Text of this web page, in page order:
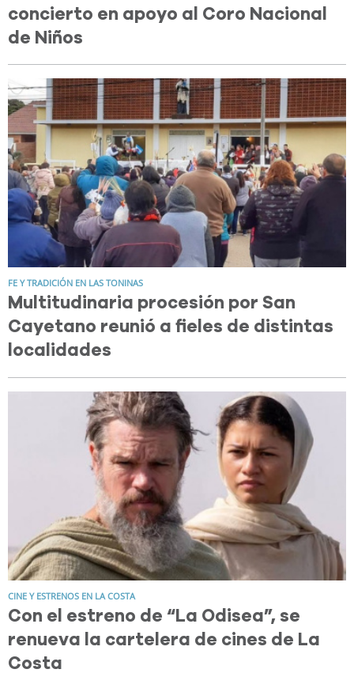
concierto en apoyo al Coro Nacional
de Niños
FE Y TRADICIÓN EN LAS TONINAS
Multitudinaria procesión por San
Cayetano reunió a fieles de distintas
localidades
CINE Y ESTRENOS EN LA COSTA
Con el estreno de “La Odisea”, se
renueva la cartelera de cines de La
Costa